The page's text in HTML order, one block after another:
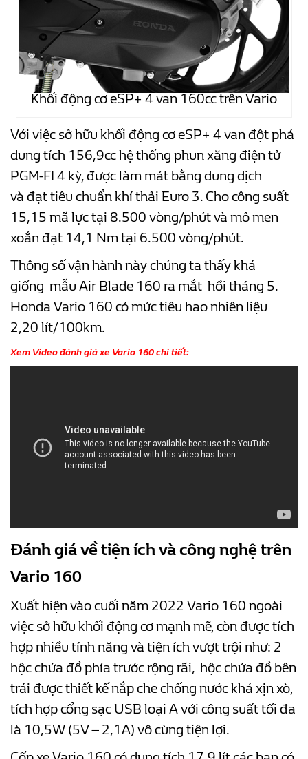
Khối động cơ eSP+ 4 van 160cc trên Vario
Với việc sở hữu khối động cơ eSP+ 4 van đột phá
dung tích 156,9cc hệ thống phun xăng điện tử
PGM-FI 4 kỳ, được làm mát bằng dung dịch
và đạt tiêu chuẩn khí thải Euro 3. Cho công suất
15,15 mã lực tại 8.500 vòng/phút và mô men
xoắn đạt 14,1 Nm tại 6.500 vòng/phút.
Thông số vận hành này chúng ta thấy khá
giống mẫu Air Blade 160 ra mắt hồi tháng 5.
Honda Vario 160 có mức tiêu hao nhiên liệu
2,20 lít/100km.
Xem Video đánh giá xe Vario 160 chi tiết:
Đánh giá về tiện ích và công nghệ trên
Vario 160
Xuất hiện vào cuối năm 2022 Vario 160 ngoài
việc sở hữu khối động cơ mạnh mẽ, còn được tích
hợp nhiều tính năng và tiện ích vượt trội như: 2
hộc chứa đồ phía trước rộng rãi, hộc chứa đồ bên
trái được thiết kế nắp che chống nước khá xịn xò,
tích hợp cổng sạc USB loại A với công suất tối đa
là 10,5W (5V – 2,1A) vô cùng tiện lợi.